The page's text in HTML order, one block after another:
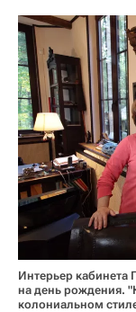
Интерьер кабинета
на день рождения.
колониальном